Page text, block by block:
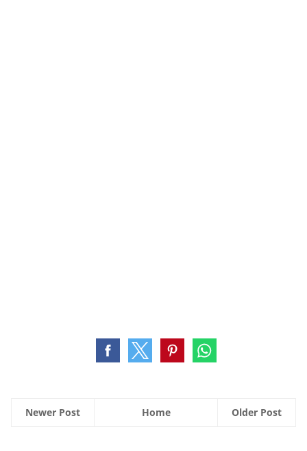
Newer Post Older Post
Home